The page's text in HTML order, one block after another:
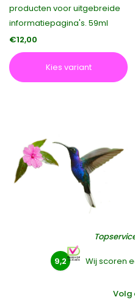
producten voor uitgebreide
informatiepagina's. 59ml
€12,00
Kies variant
9,2 Wij scoren
Volg